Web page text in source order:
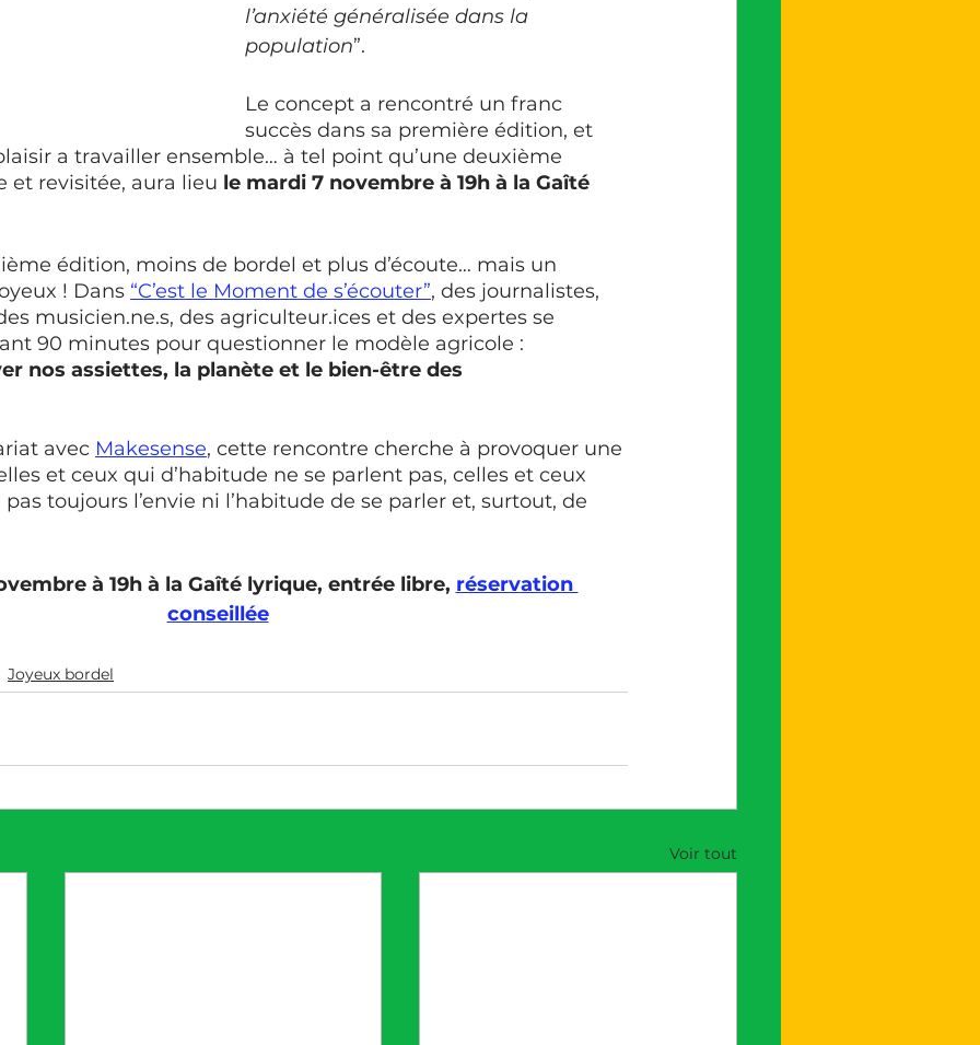
l’anxiété généralisée dans la
population”.
Le concept a rencontré un franc
succès dans sa première édition, et
a travailler ensemble… à tel point qu’une deuxième
et revisitée, aura lieu le mardi 7 novembre à 19h à la Gaîté
édition, moins de bordel et plus d’écoute… mais un
! Dans “C’est le Moment de s’écouter”, des journalistes,
musicien.ne.s, des agriculteur.ices et des expertes se
90 minutes pour questionner le modèle agricole :
nos assiettes, la planète et le bien-être des
avec Makesense, cette rencontre cherche à provoquer une
et ceux qui d’habitude ne se parlent pas, celles et ceux
toujours l’envie ni l’habitude de se parler et, surtout, de
à 19h à la Gaîté lyrique, entrée libre, réservation
conseillée
Joyeux bordel
Voir tout